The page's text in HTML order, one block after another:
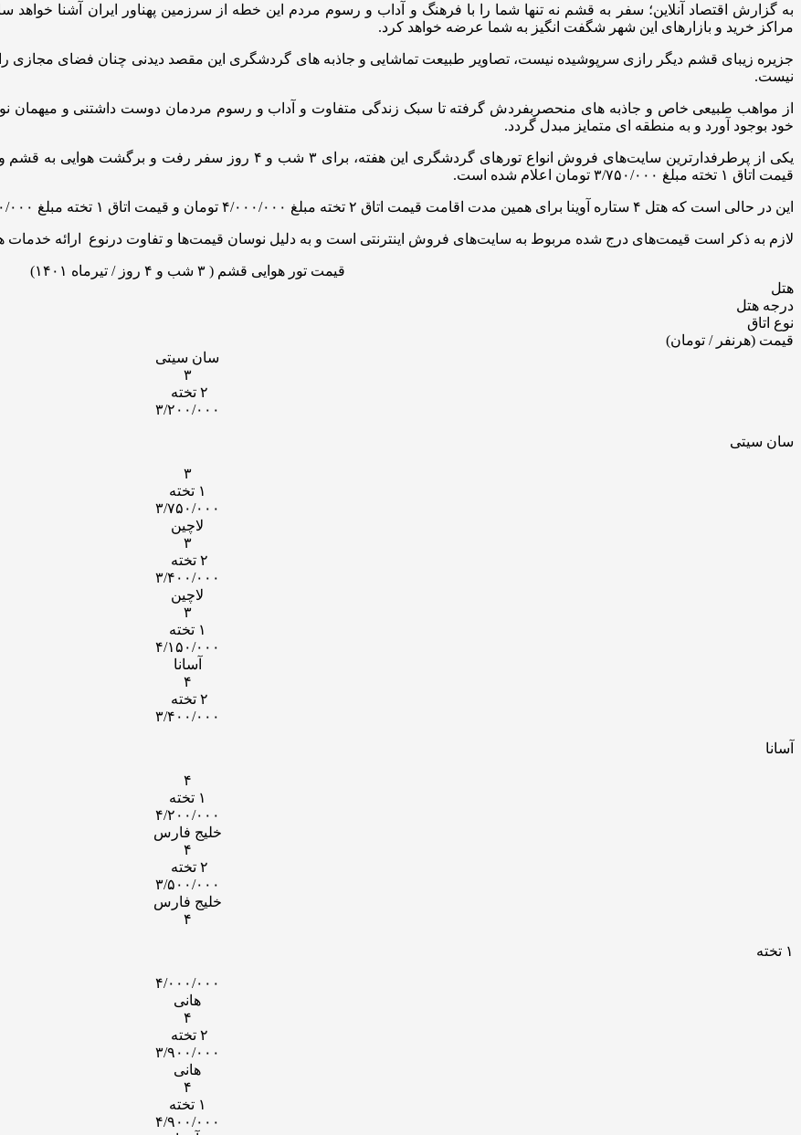
به گزارش اقتصاد آنلاین؛ سفر به قشم نه تنها شما را با فرهنگ و آداب و رسوم مردم این خطه از سرزمین پهناور ایران آشنا خواهد
مراکز خرید و بازارهای این شهر شگفت انگیز به شما عرضه خواهد کرد.
جزیره زیبای قشم دیگر رازی سرپوشیده نیست، تصاویر طبیعت تماشایی و جاذبه های گردشگری این مقصد دیدنی چنان فضای مجازی را
نیست.
از مواهب طبیعی خاص و جاذبه های منحصربفردش گرفته تا سبک زندگی متفاوت و آداب و رسوم مردمان دوست داشتنی و میهمان
خود بوجود آورد و به منطقه ای متمایز مبدل گردد.
قیمت اتاق ۱ تخته مبلغ ۳/۷۵۰/۰۰۰ تومان اعلام شده است.
این در حالی است که هتل ۴ ستاره آوینا برای همین مدت اقامت قیمت اتاق ۲ تخته مبلغ ۴/۰۰۰/۰۰۰ تومان و قیمت اتاق ۱ تخته مبلغ ۵/۵۰۰/۰۰۰ تومان تعیین شده است.
لازم به ذکر است قیمت‌های درج شده مربوط به سایت‌های فروش اینترنتی است و به دلیل نوسان قیمت‌ها و تفاوت درنوع ارائه
قیمت تور هوایی قشم ( ۳ شب و ۴ روز / تیرماه ۱۴۰۱)
هتل
درجه هتل
نوع اتاق
قیمت (هرنفر / تومان)
سان سیتی
۳
۲ تخته
۳/۲۰۰/۰۰۰
سان سیتی
۳
۱ تخته
۳/۷۵۰/۰۰۰
لاچین
۳
۲ تخته
۳/۴۰۰/۰۰۰
لاچین
۳
۱ تخته
۴/۱۵۰/۰۰۰
آسانا
۴
۲ تخته
۳/۴۰۰/۰۰۰
آسانا
۴
۱ تخته
۴/۲۰۰/۰۰۰
خلیج فارس
۴
۲ تخته
۳/۵۰۰/۰۰۰
خلیج فارس
۴
۱ تخته
۴/۰۰۰/۰۰۰
هانی
۴
۲ تخته
۳/۹۰۰/۰۰۰
هانی
۴
۱ تخته
۴/۹۰۰/۰۰۰